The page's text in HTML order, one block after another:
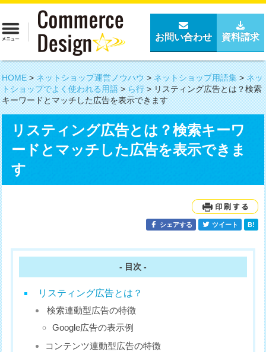
お問い合わせ 資料請求
HOME>ネットショップ運営ノウハウ>ネットショップ用語集>ネッ
トショップでよく使われる用語>ら行>リスティング広告とは？検索
キーワードとマッチした広告を表示できます
リスティング広告とは？検索キーワ
ードとマッチした広告を表示できま
す
シェアする ツイート B!
- 目次 -
リスティング広告とは？
検索連動型広告の特徴
Google広告の表示例
コンテンツ連動型広告の特徴